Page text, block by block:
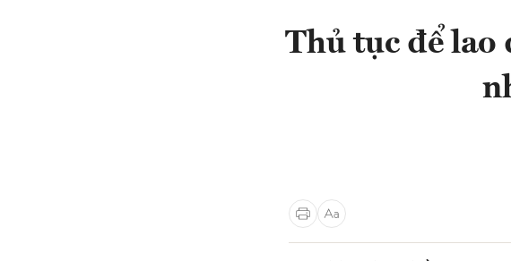
Thủ tục để lao